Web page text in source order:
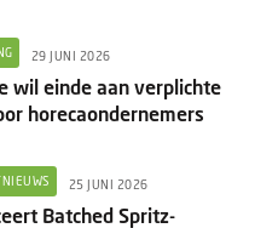
29 JUNI 2026
wil einde aan verplichte
horecaondernemers
25 JUNI 2026
Batched Spritz-